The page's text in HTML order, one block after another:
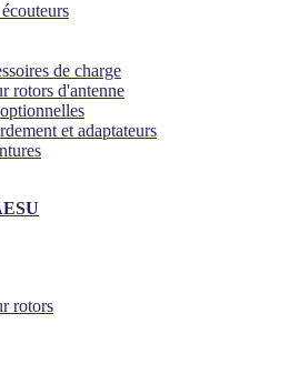
de charge
rotors d'antenne
et adaptateurs
rotors